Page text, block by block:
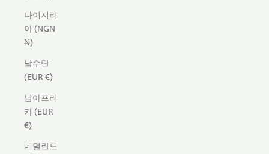
나이지리
아 (NGN
₦)
남수단
(EUR €)
남아프리
카 (EUR
€)
네덜란드